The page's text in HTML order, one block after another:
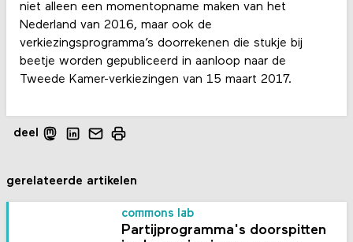
niet alleen een momentopname maken van het
Nederland van 2016, maar ook de
verkiezingsprogramma’s doorrekenen die stukje bij
beetje worden gepubliceerd in aanloop naar de
Tweede Kamer-verkiezingen van 15 maart 2017.
deel
gerelateerde artikelen
commons lab
Partijprogramma's doorspitten